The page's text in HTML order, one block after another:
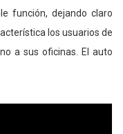
función, dejando claro
los usuarios de
a sus oficinas. El auto